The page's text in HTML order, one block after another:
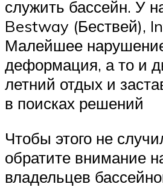
служить бассейн. У
Bestway (Бествей),
Малейшее
деформация, а то и
летний отдых и
в поисках решений
Чтобы этого не
обратите внимание
владельцев